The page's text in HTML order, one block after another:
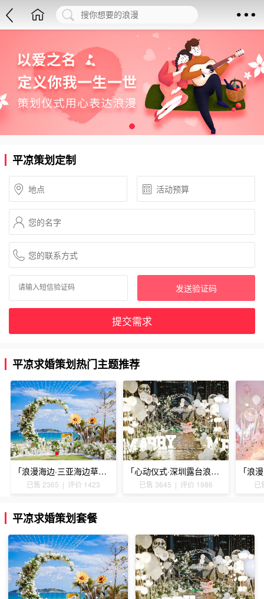
平凉策划定制
发送验证码
提交需求
平凉求婚策划热门主题推荐
「浪漫海边·三亚海边草坪浪漫求婚」
已售 2365 | 评价 1423
「心动仪式·深圳露台浪漫求婚」
已售 3645 | 评价 1986 已
平凉求婚策划套餐